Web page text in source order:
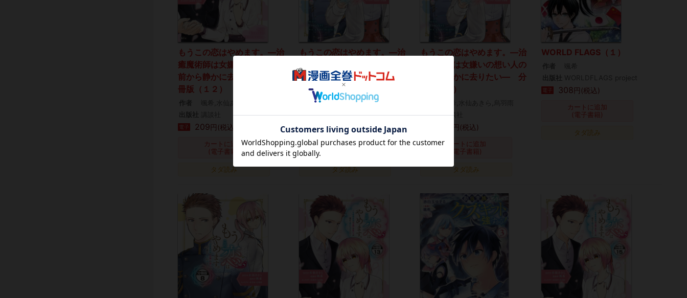
もうこの恋はやめます。―治
癒魔術師は女嫌いの想い人の
前から静かに去りたい― 分
冊版（１２）
電子 209円(税込)
カートに追加
(電子書籍)
タダ読み
もうこの恋はやめます。―治
前から静かに去りたい― 分
冊版（２）
颯希,水仙あきら,烏羽雨
出版社 講談社
電子 209円(税込)
カートに追加
タダ読み
もうこの恋はやめます。―治
癒魔術師は女嫌いの想い人の
前から静かに去りたい― 分
冊版（１）
出版社 講談社
円(税込)
カートに追加
(電子書籍)
タダ読み
WORLD FLAGS（１）
電子 308円(税込)
カートに追加
(電子書籍)
タダ読み